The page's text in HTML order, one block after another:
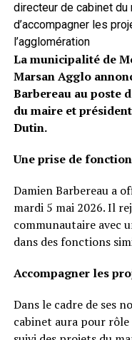
directeur de cabinet du
d’accompagner les
l’agglomération
La municipalité de
Marsan Agglo
Barbereau au poste
du maire et
Dutin.
Une prise de
Damien Barbereau a
mardi 5 mai 2026. Il
communautaire avec
dans des fonctions
Accompagner les
Dans le cadre de ses
cabinet aura pour rôle